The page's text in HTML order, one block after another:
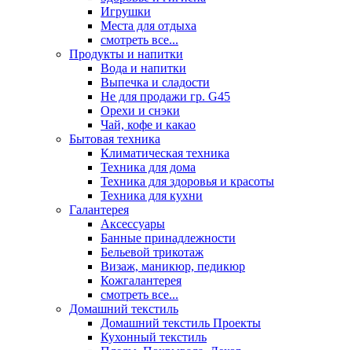
Игрушки
Места для отдыха
смотреть все...
Продукты и напитки
Вода и напитки
Выпечка и сладости
Не для продажи гр. G45
Орехи и снэки
Чай, кофе и какао
Бытовая техника
Климатическая техника
Техника для дома
Техника для здоровья и красоты
Техника для кухни
Галантерея
Аксессуары
Банные принадлежности
Бельевой трикотаж
Визаж, маникюр, педикюр
Кожгалантерея
смотреть все...
Домашний текстиль
Домашний текстиль Проекты
Кухонный текстиль